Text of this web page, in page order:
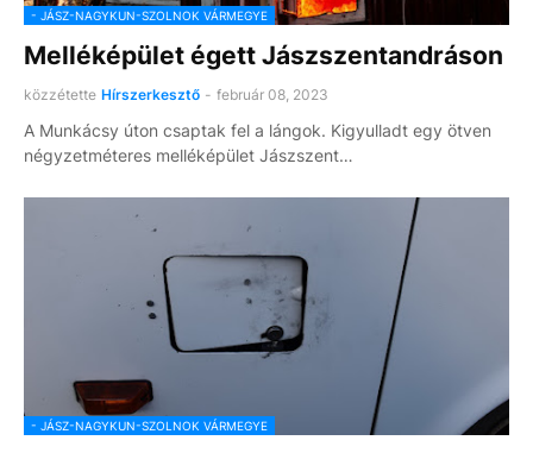
- JÁSZ-NAGYKUN-SZOLNOK VÁRMEGYE
Melléképület égett Jászszentandráson
közzétette Hírszerkesztő - február 08, 2023
A Munkácsy úton csaptak fel a lángok. Kigyulladt egy ötven
négyzetméteres melléképület Jászszent…
- JÁSZ-NAGYKUN-SZOLNOK VÁRMEGYE